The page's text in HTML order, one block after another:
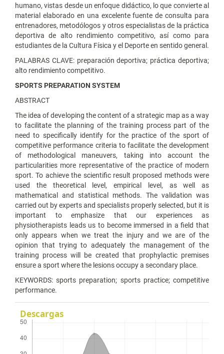
humano, vistas desde un enfoque didáctico, lo que convierte al
material elaborado en una excelente fuente de consulta para
entrenadores, metodólogos y otros especialistas de la práctica
deportiva de alto rendimiento competitivo, así como para
estudiantes de la Cultura Física y el Deporte en sentido general.
PALABRAS CLAVE: preparación deportiva; práctica deportiva;
alto rendimiento competitivo.
SPORTS PREPARATION SYSTEM
ABSTRACT
The idea of developing the content of a strategic map as a way
to facilitate the planning of the training process part of the
need to specifically identify for the practice of the sport of
competitive performance criteria to facilitate the development
of methodological maneuvers, taking into account the
particularities more representative of the practice of modern
sport. To achieve the scientific result proposed methods were
used the theoretical level, empirical level, as well as
mathematical and statistical methods. The validation was
carried out by experts and specialists properly selected, but it is
important to emphasize that our experiences as
physiotherapists leads us to become immersed in a field that
only appears when we treat the injury and we are of the
opinion that trying to adequately the management of the
training process will be created that prophylactic premises
ensure a sport where the lesions occupy a secondary place.
KEYWORDS: sports preparation; sports practice; competitive
performance.
Descargas